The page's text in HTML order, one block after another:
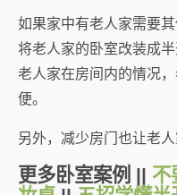
如果家中有老人家需要
将老人家的卧室改装成
老人家在房间内的情况
便。
另外，减少房门也让老
更多卧室案例 || 不